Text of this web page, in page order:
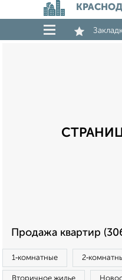
Продажа квартир
1‑комнатные